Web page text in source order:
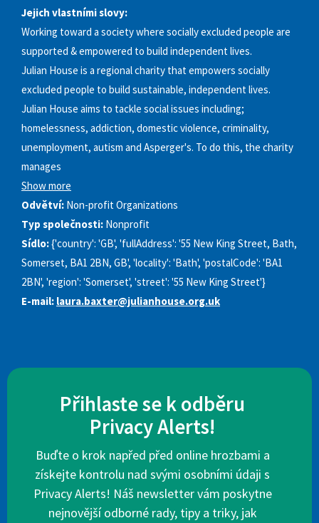
Jejich vlastními slovy:
Working toward a society where socially excluded people are
supported & empowered to build independent lives.
Julian House is a regional charity that empowers socially
excluded people to build sustainable, independent lives.
Julian House aims to tackle social issues including;
homelessness, addiction, domestic violence, criminality,
unemployment, autism and Asperger's. To do this, the charity
manages
Show more
Odvětví: Non-profit Organizations
Typ společnosti: Nonprofit
Sídlo:{'country': 'GB', 'fullAddress': '55 New King Street, Bath,
Somerset, BA1 2BN, GB', 'locality': 'Bath', 'postalCode': 'BA1
2BN', 'region': 'Somerset', 'street': '55 New King Street'}
E-mail: laura.baxter@julianhouse.org.uk
Přihlaste se k odběru
Privacy Alerts!
Buďte o krok napřed před online hrozbami a
získejte kontrolu nad svými osobními údaji s
Privacy Alerts! Náš newsletter vám poskytne
nejnovější odborné rady, tipy a triky, jak